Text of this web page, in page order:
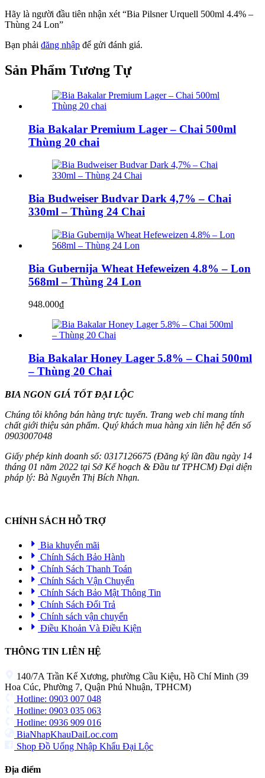
Hãy là người đầu tiên nhận xét “Bia Pilsner Urquell 500ml 4.4% –
Thùng 24 Lon”
Bạn phải đăng nhập để gửi đánh giá.
Sản Phẩm Tương Tự
Bia Bakalar Premium Lager – Chai 500ml
Thùng 20 chai
Bia Budweiser Budvar Dark 4,7% – Chai
330ml – Thùng 24 Chai
Bia Gubernija Wheat Hefeweizen 4.8% – Lon
568ml – Thùng 24 Lon
948.000₫
Bia Bakalar Honey Lager 5.8% – Chai 500ml
– Thùng 20 Chai
BIA NGON GIÁ TỐT ĐẠI LỘC
Chúng tôi không bán hàng trực tuyến. Trang web chỉ mang tính
chất giới thiệu sản phẩm. Quý khách mua hàng xin liên hệ đến số
0903007048
Giấy phép kinh doanh số: 0317126675 (Đăng ký lần đầu ngày 14
tháng 01 năm 2022 tại Sở Kế hoạch & Đầu tư TPHCM) Đại diện
pháp lý: Bà Nguyễn Thị Bích Nhạn.
CHÍNH SÁCH HỖ TRỢ
Bia khuyến mãi
Chính Sách Bảo Hành
Chính Sách Thanh Toán
Chính Sách Vận Chuyển
Chính Sách Bảo Mật Thông Tin
Chính Sách Đổi Trả
Chính sách vận chuyển
Điều Khoản Và Điều Kiện
THÔNG TIN LIÊN HỆ
140/7A Trần Kế Xương, phường Cầu Kiệu, Hồ Chí Minh (39
Hoa Cúc, Phường 7, Quận Phú Nhuận, TPHCM)
Hotline: 0903 007 048
Hotline: 0903 035 063
Hotline: 0936 909 016
BiaNhapKhauDaiLoc.com
Shop Đồ Uống Nhập Khẩu Đại Lộc
Địa điểm